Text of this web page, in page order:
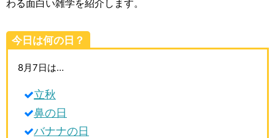
わる面白い雑学を紹介します。
今日は何の日？
8月7日は…
立秋
鼻の日
バナナの日
動物雑学
歴史雑学
生活雑学
サイト情報